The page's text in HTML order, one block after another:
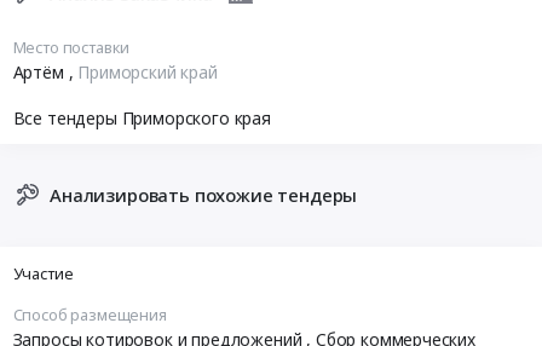
Место поставки
Артём , Приморский край
Все тендеры Приморского края
Анализировать похожие тендеры
Участие
Способ размещения
Запросы котировок и предложений , Сбор коммерческих